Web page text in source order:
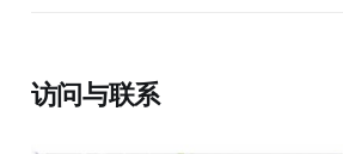
访问与联系